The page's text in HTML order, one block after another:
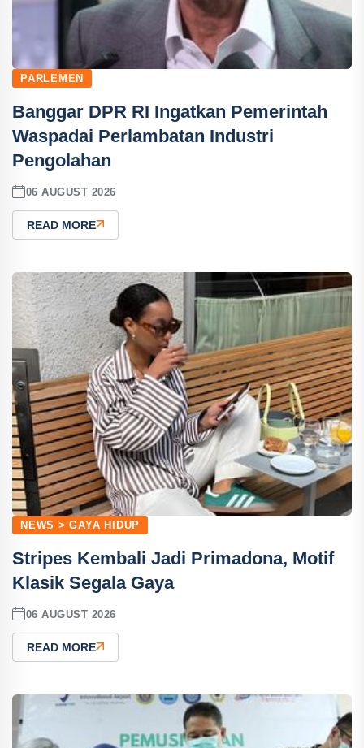
PARLEMEN
Banggar DPR RI Ingatkan Pemerintah
Waspadai Perlambatan Industri
Pengolahan
06 AUGUST 2026
READ MORE
NEWS > GAYA HIDUP
Stripes Kembali Jadi Primadona, Motif
Klasik Segala Gaya
06 AUGUST 2026
READ MORE